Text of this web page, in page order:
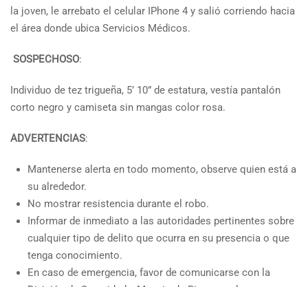
la joven, le arrebato el celular IPhone 4 y salió corriendo hacia
el área donde ubica Servicios Médicos.
SOSPECHOSO:
Individuo de tez trigueña, 5’ 10” de estatura, vestía pantalón
corto negro y camiseta sin mangas color rosa.
ADVERTENCIAS:
Mantenerse alerta en todo momento, observe quien está a
su alrededor.
No mostrar resistencia durante el robo.
Informar de inmediato a las autoridades pertinentes sobre
cualquier tipo de delito que ocurra en su presencia o que
tenga conocimiento.
En caso de emergencia, favor de comunicarse con la